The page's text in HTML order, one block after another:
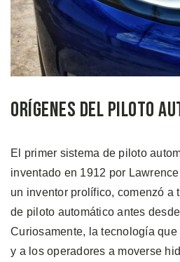
Orígenes del Piloto
El primer sistema de piloto
inventado en 1912 por
un inventor prolífico, comenzó a
de piloto automático antes
Curiosamente, la tecnología
y a los operadores a moverse